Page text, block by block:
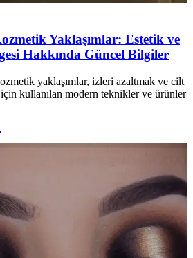
Yaklaşımlar: Estetik ve
Hakkında Güncel Bilgiler
yaklaşımlar, izleri azaltmak ve cilt
kullanılan modern teknikler ve ürünler